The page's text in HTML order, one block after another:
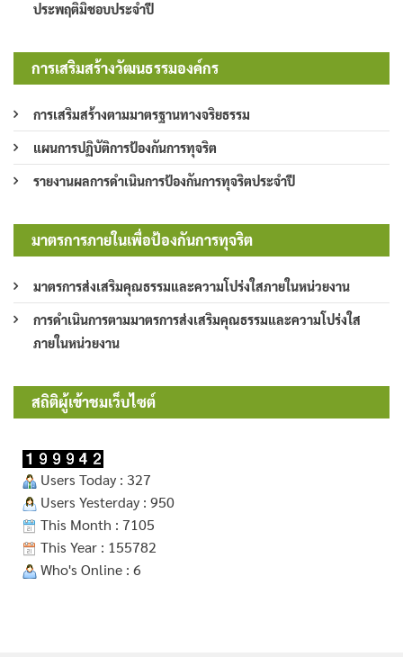
ประพฤติมิชอบประจำปี
การเสริมสร้างวัฒนธรรมองค์กร
การเสริมสร้างตามมาตรฐานทางจริยธรรม
แผนการปฏิบัติการป้องกันการทุจริต
รายงานผลการดำเนินการป้องกันการทุจริตประจำปี
มาตรการภายในเพื่อป้องกันการทุจริต
มาตรการส่งเสริมคุณธรรมและความโปร่งใสภายในหน่วยงาน
การดำเนินการตามมาตรการส่งเสริมคุณธรรมและความโปร่งใส
ภายในหน่วยงาน
สถิติผู้เข้าชมเว็บไซต์
Users Today : 327
Users Yesterday : 950
This Month : 7105
This Year : 155782
Who's Online : 6